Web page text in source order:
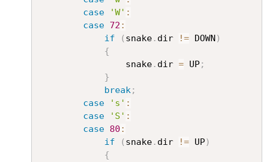
case
'W' :
case 72 :
if
( snake. dir != DOWN )
{
				snake
. dir = UP;
}
break;
case
's' :
case
'S' :
case 80 :
if
( snake. dir != UP)
{